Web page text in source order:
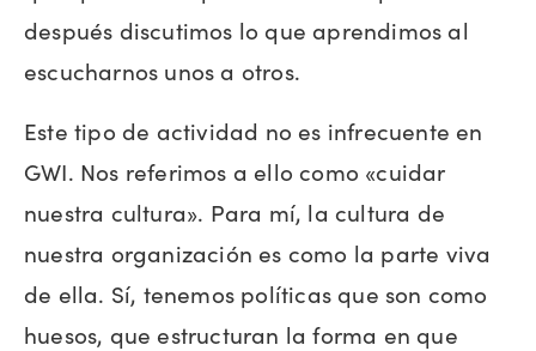
después discutimos lo que aprendimos al
escucharnos unos a otros.
Este tipo de actividad no es infrecuente en
GWI. Nos referimos a ello como «cuidar
nuestra cultura». Para mí, la cultura de
nuestra organización es como la parte viva
de ella. Sí, tenemos políticas que son como
huesos, que estructuran la forma en que